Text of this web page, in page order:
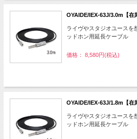
OYAIDE/IEX-63J/3.0m【在
ライヴやスタジオユースを
ッドホン用延長ケーブル
価格： 8,580円(税込)
OYAIDE/IEX-63J/1.8m【在
ライヴやスタジオユースを
ッドホン用延長ケーブル